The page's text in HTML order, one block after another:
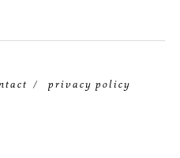
privacy policy